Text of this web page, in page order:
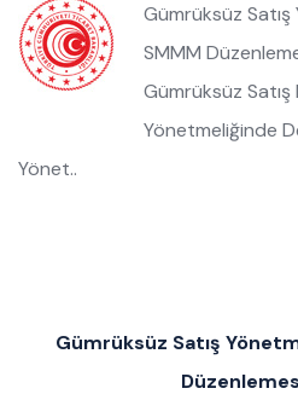
Gümrüksüz
SMMM
Gümrüksüz Satış
Yönetmeliğinde
Yönet..
Gümrüksüz Satış